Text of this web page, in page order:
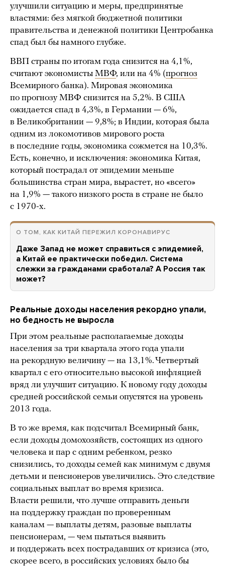
улучшили ситуацию и меры, предпринятые
властями: без мягкой бюджетной политики
правительства и денежной политики Центробанка
спад был бы намного глубже.
ВВП страны по итогам года снизится на 4,1%,
считают экономисты МВФ, или на 4% (прогноз
Всемирного банка). Мировая экономика
по прогнозу МВФ снизится на 5,2%. В США
ожидается спад в 4,3%, в Германии — 6%,
в Великобритании — 9,8%; в Индии, которая была
одним из локомотивов мирового роста
в последние годы, экономика сожмется на 10,3%.
Есть, конечно, и исключения: экономика Китая,
который пострадал от эпидемии меньше
большинства стран мира, вырастет, но «всего»
на 1,9% — такого низкого роста в стране не было
с 1970-х.
О ТОМ, КАК КИТАЙ ПЕРЕЖИЛ КОРОНАВИРУС
Даже Запад не может справиться с эпидемией,
а Китай ее практически победил. Система
слежки за гражданами сработала? А Россия так
может?
Реальные доходы населения рекордно упали,
но бедность не выросла
При этом реальные располагаемые доходы
населения за три квартала этого года упали
на рекордную величину — на 13,1%. Четвертый
квартал с его относительно высокой инфляцией
вряд ли улучшит ситуацию. К новому году доходы
средней российской семьи опустятся на уровень
2013 года.
В то же время, как подсчитал Всемирный банк,
если доходы домохозяйств, состоящих из одного
человека и пар с одним ребенком, резко
снизились, то доходы семей как минимум с двумя
детьми и пенсионеров увеличились. Это следствие
социальных выплат во время кризиса.
Власти решили, что лучше отправить деньги
на поддержку граждан по проверенным
каналам — выплаты детям, разовые выплаты
пенсионерам, — чем пытаться выявить
и поддержать всех пострадавших от кризиса (это,
скорее всего, в российских условиях было бы